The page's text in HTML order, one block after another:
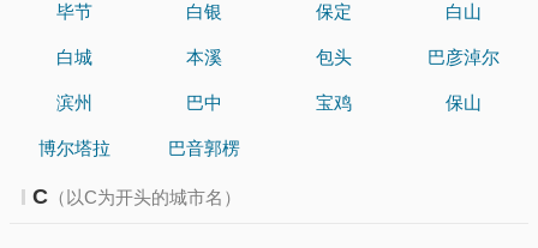
毕节 白银 保定 白山
白城 本溪 包头 巴彦淖尔
滨州 巴中 宝鸡 保山
博尔塔拉 巴音郭楞
C （以C为开头的城市名）